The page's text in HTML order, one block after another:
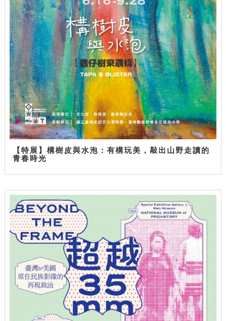
【特展】構樹皮與水泡：有構玩美，敲出山野走讀的
青春時光